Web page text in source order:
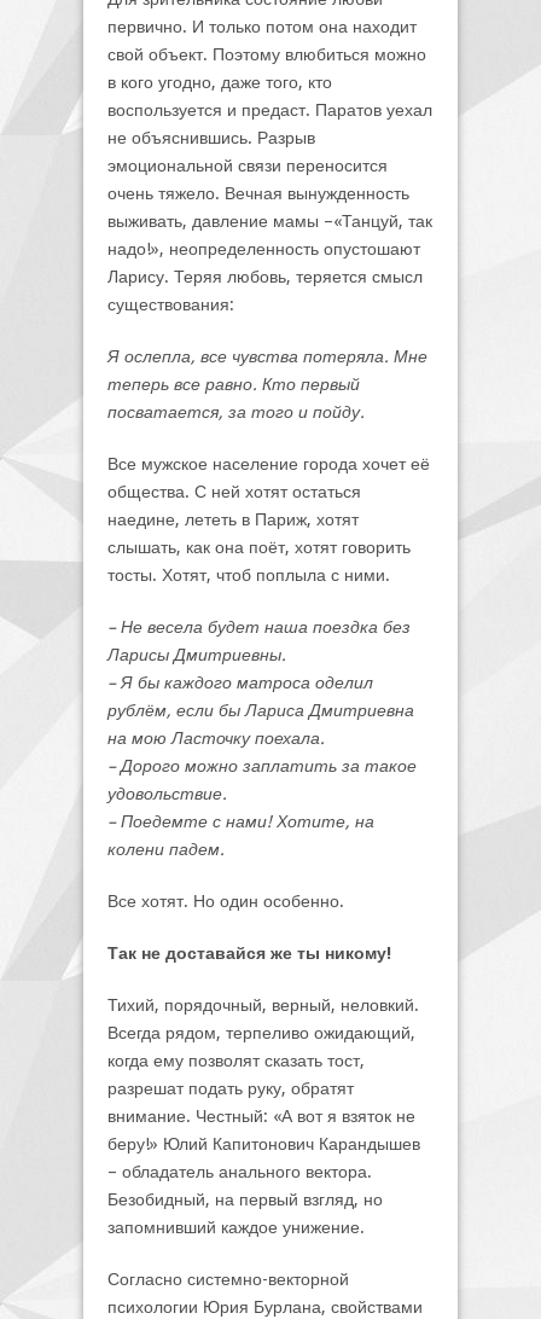
первично. И только потом она находит
свой объект. Поэтому влюбиться можно
в кого угодно, даже того, кто
воспользуется и предаст. Паратов уехал
не объяснившись. Разрыв
эмоциональной связи переносится
очень тяжело. Вечная вынужденность
выживать, давление мамы –«Танцуй, так
надо!», неопределенность опустошают
Ларису. Теряя любовь, теряется смысл
существования:
Я ослепла, все чувства потеряла. Мне
теперь все равно. Кто первый
посватается, за того и пойду.
Все мужское население города хочет её
общества. С ней хотят остаться
наедине, лететь в Париж, хотят
слышать, как она поёт, хотят говорить
тосты. Хотят, чтоб поплыла с ними.
– Не весела будет наша поездка без
Ларисы Дмитриевны.
– Я бы каждого матроса оделил
рублём, если бы Лариса Дмитриевна
на мою Ласточку поехала.
– Дорого можно заплатить за такое
удовольствие.
– Поедемте с нами! Хотите, на
колени падем.
Все хотят. Но один особенно.
Так не доставайся же ты никому!
Тихий, порядочный, верный, неловкий.
Всегда рядом, терпеливо ожидающий,
когда ему позволят сказать тост,
разрешат подать руку, обратят
внимание. Честный: «А вот я взяток не
беру!» Юлий Капитонович Карандышев
– обладатель анального вектора.
Безобидный, на первый взгляд, но
запомнивший каждое унижение.
Согласно системно-векторной
психологии Юрия Бурлана, свойствами